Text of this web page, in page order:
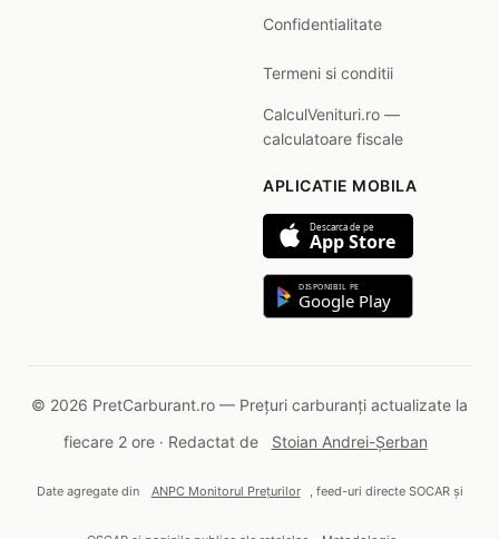
Confidentialitate
Termeni si conditii
CalculVenituri.ro —
calculatoare fiscale
APLICATIE MOBILA
Descarca de pe
App Store
DISPONIBIL PE
Google Play
© 2026 PretCarburant.ro — Prețuri carburanți actualizate la
fiecare 2 ore · Redactat de
Stoian Andrei-Șerban
Date agregate din ANPC Monitorul Prețurilor , feed-uri directe SOCAR și